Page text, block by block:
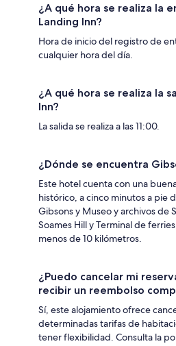
¿A qué hora se realiza la
Landing Inn?
Hora de inicio del registro de
cualquier hora del día.
¿A qué hora se realiza la
Inn?
La salida se realiza a las 11:00.
¿Dónde se encuentra
Este hotel cuenta con una
histórico, a cinco minutos a pie
Gibsons y Museo y archivos de
Soames Hill y Terminal de
menos de 10 kilómetros.
¿Puedo cancelar mi
recibir un reembolso
Sí, este alojamiento ofrece
determinadas tarifas de
tener flexibilidad. Consulta la